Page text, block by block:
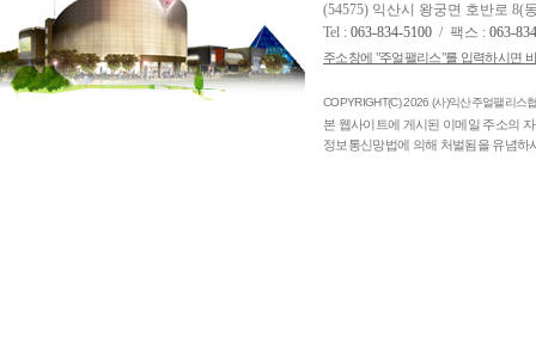
(54575) 익산시 왕궁면 호반로 8(
Tel : 063-834-5100 / 팩스 : 063-
주소창에 "주얼팰리스"를 입력하시면
COPYRIGHT(C) 2026 (사)익산주얼팰리스
본 웹사이트에 게시된 이메일 주소의
정보통신망법에 의해 처벌됨을 유념하